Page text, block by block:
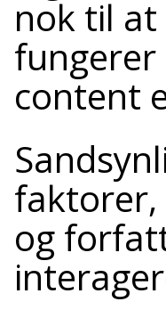
nok til at
fungerer
content
faktorer,
og